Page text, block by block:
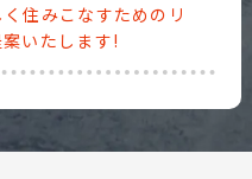
住みこなすためのリ
いたします!